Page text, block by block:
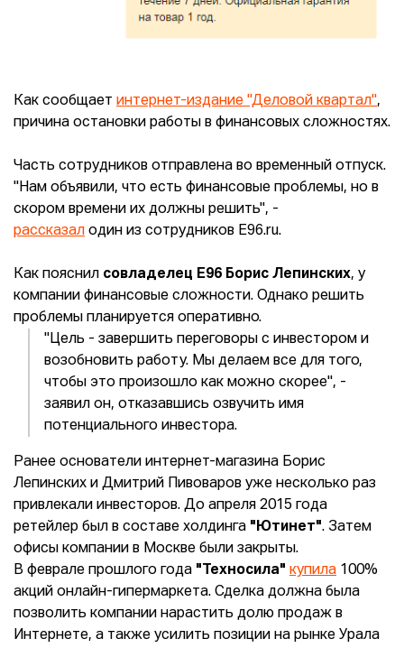
Как сообщает интернет-издание "Деловой квартал",
причина остановки работы в финансовых сложностях.
Часть сотрудников отправлена во временный отпуск.
"Нам объявили, что есть финансовые проблемы, но в
скором времени их должны решить", -
рассказал один из сотрудников E96.ru.
Как пояснил совладелец Е96 Борис Лепинских, у
компании финансовые сложности. Однако решить
проблемы планируется оперативно.
"Цель - завершить переговоры с инвестором и
возобновить работу. Мы делаем все для того,
чтобы это произошло как можно скорее", -
заявил он, отказавшись озвучить имя
потенциального инвестора.
Ранее основатели интернет-магазина Борис
Лепинских и Дмитрий Пивоваров уже несколько раз
привлекали инвесторов. До апреля 2015 года
ретейлер был в составе холдинга "Ютинет". Затем
офисы компании в Москве были закрыты.
В феврале прошлого года " Техносила" купила 100%
акций онлайн-гипермаркета. Сделка должна была
позволить компании нарастить долю продаж в
Интернете, а также усилить позиции на рынке Урала